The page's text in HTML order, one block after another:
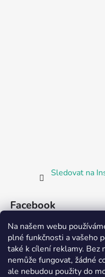
Na našem webu
plné funkčnosti a vašeho
také k cílení reklamy. Bez
nemůže fungovat, žádné
ale nebudou použity do
Sledovat na
Facebook